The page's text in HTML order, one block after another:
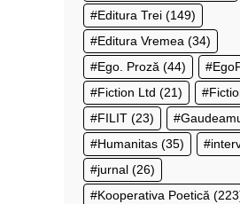
Editura Trei (149)
Editura Vremea (34)
Ego. Proză (44)
Fiction Ltd (21)
FILIT (23)
Humanitas (35)
jurnal (26)
Kooperativa Poetică